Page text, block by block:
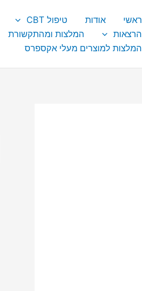
ראשי אודות טיפול CBT
הרצאות
המלצות ומהתקשורת
המלצות למוצרים מעלי אקספרס